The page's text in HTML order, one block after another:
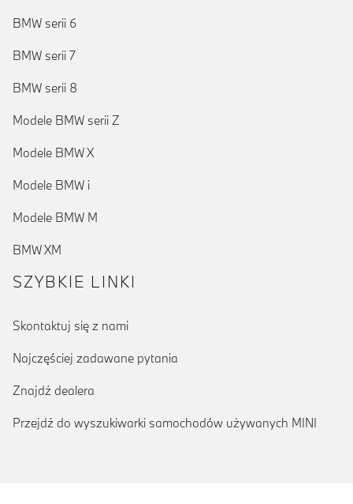
BMW serii 6
BMW serii 7
BMW serii 8
Modele BMW serii Z
Modele BMW X
Modele BMW i
Modele BMW M
BMW XM
SZYBKIE LINKI
Skontaktuj się z nami
Najczęściej zadawane pytania
Znajdź dealera
Przejdź do wyszukiwarki samochodów używanych MINI